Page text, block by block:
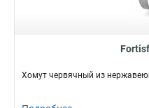
Хомут червячный из